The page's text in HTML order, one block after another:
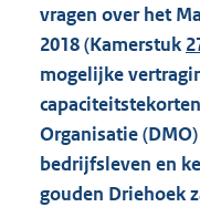
vragen over het
2018 (Kamerstuk
mogelijke
Organisatie
bedrijfsleven en
gouden Driehoek